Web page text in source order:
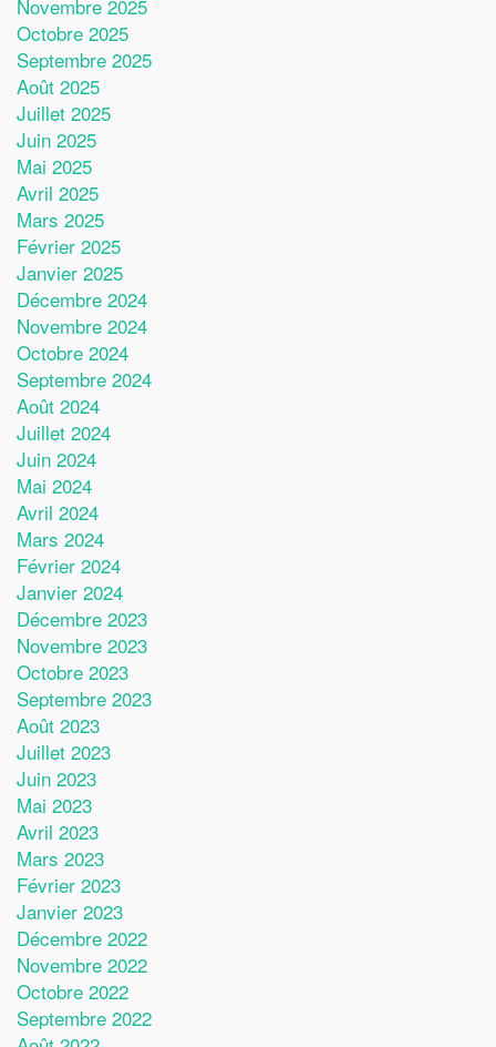
Novembre 2025
Octobre 2025
Septembre 2025
Août 2025
Juillet 2025
Juin 2025
Mai 2025
Avril 2025
Mars 2025
Février 2025
Janvier 2025
Décembre 2024
Novembre 2024
Octobre 2024
Septembre 2024
Août 2024
Juillet 2024
Juin 2024
Mai 2024
Avril 2024
Mars 2024
Février 2024
Janvier 2024
Décembre 2023
Novembre 2023
Octobre 2023
Septembre 2023
Août 2023
Juillet 2023
Juin 2023
Mai 2023
Avril 2023
Mars 2023
Février 2023
Janvier 2023
Décembre 2022
Novembre 2022
Octobre 2022
Septembre 2022